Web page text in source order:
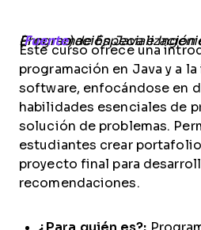
El curso de Especialización en Fundamentos de Programación Java e Ingeniería de Software (Fuente)
Este curso ofrece una
programación en Java y a
software, enfocándose en
habilidades esenciales de
solución de problemas.
estudiantes crear
proyecto final para
recomendaciones.
¿Para quién es?: